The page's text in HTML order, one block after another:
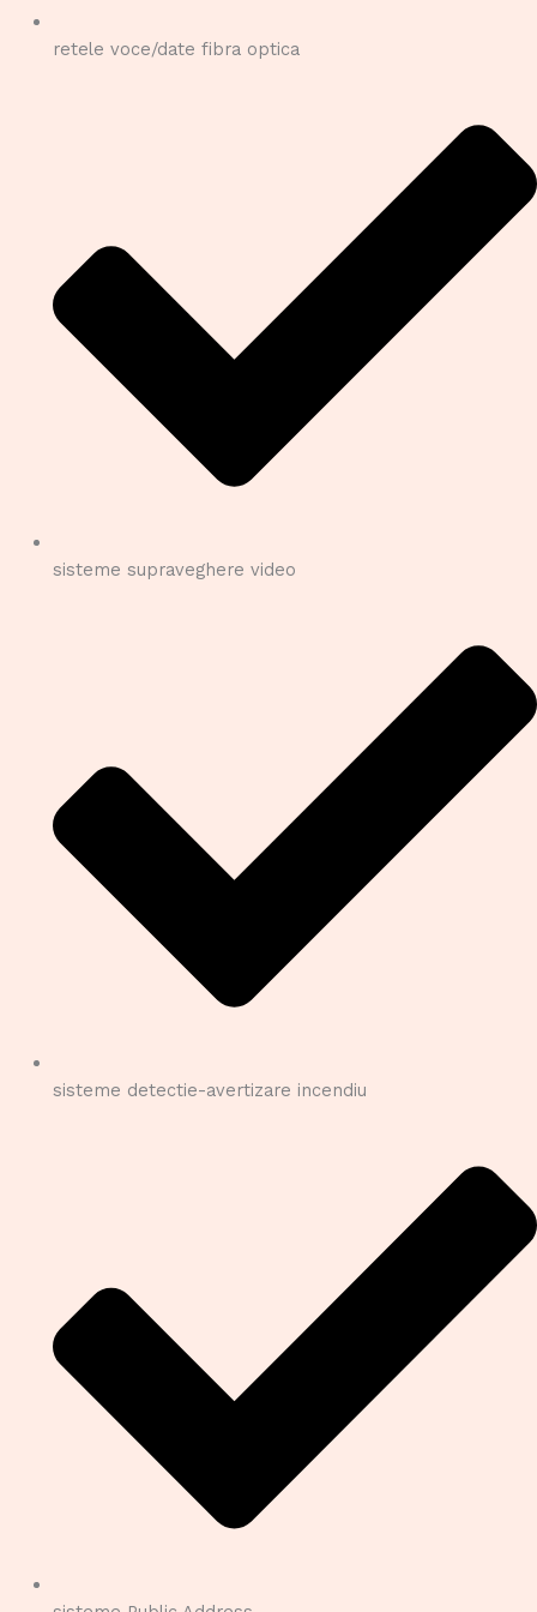
retele voce/date fibra optica
sisteme supraveghere video
sisteme detectie-avertizare incendiu